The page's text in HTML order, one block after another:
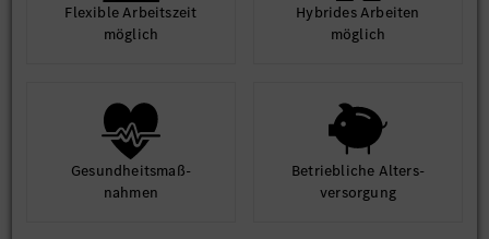
Flexible Arbeits­zeit
möglich
Hybrides Arbeiten
möglich
Gesund­heits­maß­
nahmen
Betrieb­liche Alters­
ver­sorgung